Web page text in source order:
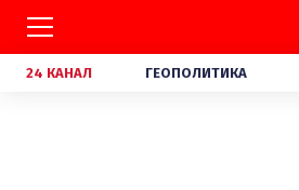
24 КАНАЛ ГЕОПОЛИТИКА